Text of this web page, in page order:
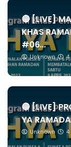
🔴 [LIVE]
KHAS
#06...
Unknown 4
🔴 [LIVE]
YA
Unknown